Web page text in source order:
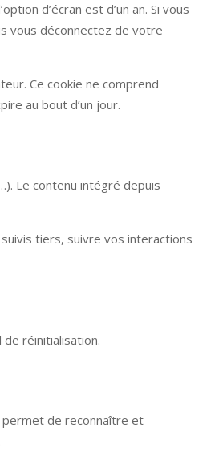
d’écran est d’un an. Si vous
vous déconnectez de votre
Ce cookie ne comprend
au bout d’un jour.
Le contenu intégré depuis
tiers, suivre vos interactions
réinitialisation.
permet de reconnaître et